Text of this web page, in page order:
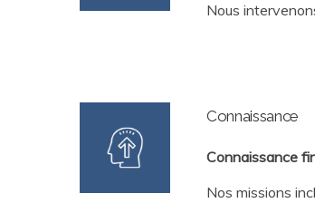
Nous
Connaissance
Connaissance
Nos missions